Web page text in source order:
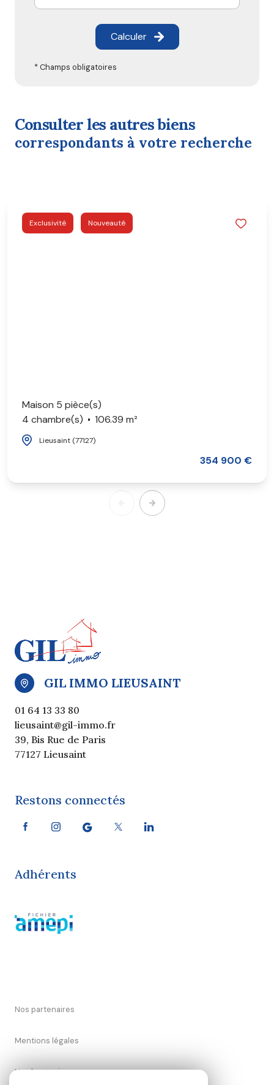
Calculer
* Champs obligatoires
consulter les autres biens
correspondants à votre recherche
Exclusivité Nouveauté
Maison 5 pièce(s)
4 chambre(s)
106.39 m²
Lieusaint (77127)
354 900 €
GIL IMMO LIEUSAINT
01 64 13 33 80
lieusaint@gil-immo.fr
39, Bis Rue de Paris
77127 Lieusaint
Restons connectés
Adhérents
Nos partenaires
Mentions légales
Nos honoraires